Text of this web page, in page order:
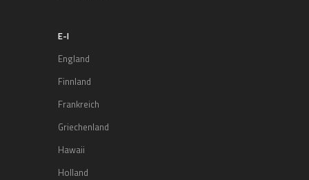
E-I
England
Finnland
Frankreich
Griechenland
Hawaii
Holland